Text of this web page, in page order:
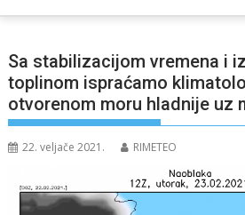
Sa stabilizacijom vremena i
toplinom ispraćamo
otvorenom moru hladnije uz
22. veljače 2021. RIMETEO